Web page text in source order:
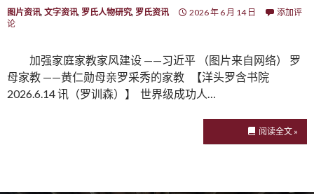
图片资讯, 文字资讯, 罗氏人物研究, 罗氏资讯 2026 年 6 月 14 日
添加评
论
加强家庭家教家风建设 ——习近平 （图片来自网络） 罗
母家教 ——黄仁勋母亲罗采秀的家教 【洋头罗含书院
2026.6.14 讯（罗训森）】 世界级成功人…
阅读全文 »